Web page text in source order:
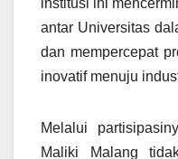
institusi ini
antar Universitas
dan mempercepat
inovatif menuju
Melalui
Maliki Malang